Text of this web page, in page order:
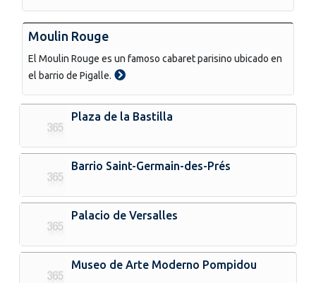
Moulin Rouge
El Moulin Rouge es un famoso cabaret parisino ubicado en
el barrio de Pigalle.
Plaza de la Bastilla
Barrio Saint-Germain-des-Prés
Palacio de Versalles
Museo de Arte Moderno Pompidou